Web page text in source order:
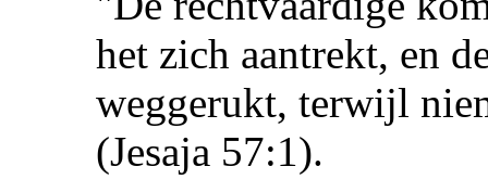
het zich aantrekt, en
weggerukt, terwijl
(Jesaja 57:1).